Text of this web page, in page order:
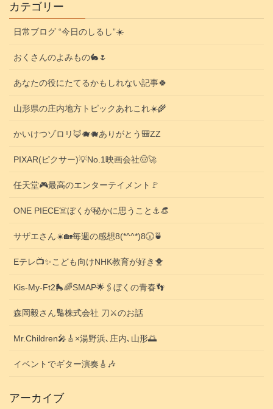
カテゴリー
日常ブログ “今日のしるし”☀️
おくさんのよみもの🐇🌷
あなたの役にたてるかもしれない記事🍀
山形県の庄内地方トピックあれこれ☀️🌾
かいけつゾロリ🦊🐗🐗ありがとう🎒ZZ
PIXAR(ピクサー)💡No.1映画会社🤠🚀
任天堂🎮️最高のエンターテイメント🚩
ONE PIECE☠️ぼくが秘かに思うこと⚓️👒
サザエさん☀️🏡毎週の感想8(*^^*)8🕡️🍵
Eテレ📺️✨こども向けNHK教育が好き🐥
Kis-My-Ft2🛼🌈SMAP🌟🖇️ぼくの青春👣
森岡毅さん🔢株式会社 刀⚔️のお話
Mr.Children🎤🎸×湯野浜､庄内､山形🌅
イベントでギター演奏🎸🎶
アーカイブ